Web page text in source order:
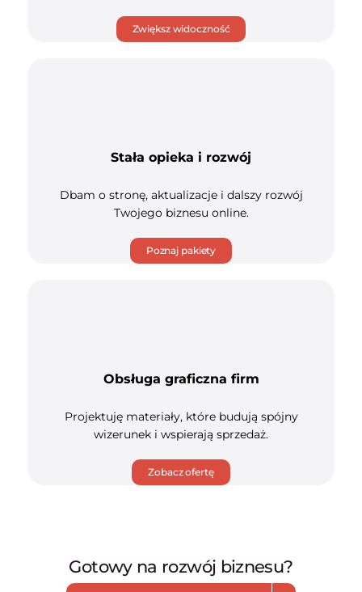
Zwiększ widoczność
Stała opieka i rozwój
Dbam o stronę, aktualizacje i dalszy rozwój
Twojego biznesu online.
Poznaj pakiety
Obsługa graficzna firm
Projektuję materiały, które budują spójny
wizerunek i wspierają sprzedaż.
Zobacz ofertę
Gotowy na rozwój biznesu?